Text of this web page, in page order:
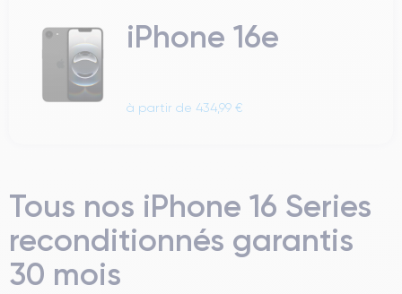
iPhone 16e
à partir de 434,99 €
Tous nos iPhone 16 Series
reconditionnés garantis
30 mois